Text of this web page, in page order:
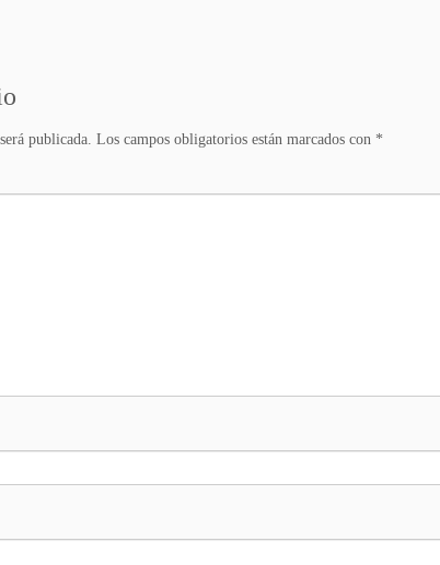
publicada. Los campos obligatorios están marcados con *